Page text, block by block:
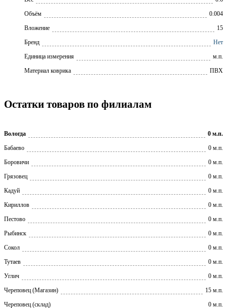
Объём
0.004
Вложение
15
Бренд
Нет
Единица измерения
м.п.
Материал коврика
ПВХ
Остатки товаров по филиалам
Вологда
0 м.п.
Бабаево
0 м.п.
Боровичи
0 м.п.
Грязовец
0 м.п.
Кадуй
0 м.п.
Кириллов
0 м.п.
Пестово
0 м.п.
Рыбинск
0 м.п.
Сокол
0 м.п.
Тутаев
0 м.п.
Углич
0 м.п.
Череповец (Магазин)
15 м.п.
Череповец (склад)
0 м.п.